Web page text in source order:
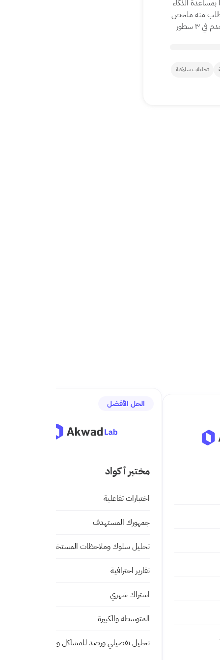
بمساعدة الذكاء
تطلب منه ملخص
تحليلات سلوكية
الحل الأفضل
مختبر أكواد
اختبارات تفاعلية
جمهورك المستهدف
تحليل سلوك وملاحظات المستخدم
تقارير احترافية
اشتراك شهري
المتوسطة والكبيرة
تحليل تفصيلي ورصد للمشاكل وحلها